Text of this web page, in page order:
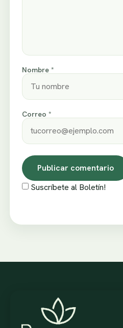
Nombre *
Correo *
Suscríbete al Boletín!